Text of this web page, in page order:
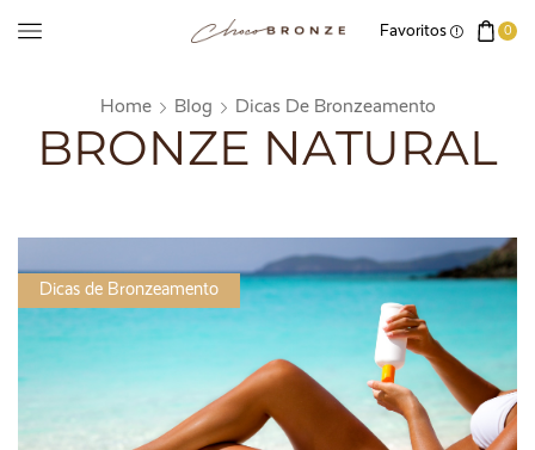
Favoritos 0
Home Blog Dicas De Bronzeamento
BRONZE NATURAL
Dicas de Bronzeamento